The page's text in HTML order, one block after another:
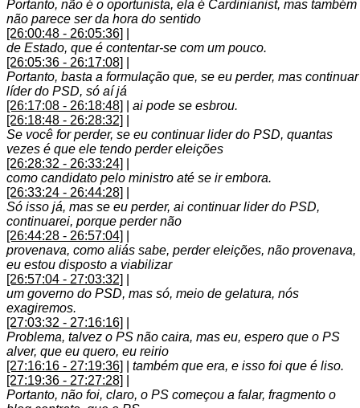
Portanto, não é o oportunista, ela é Cardinianist, mas também
não parece ser da hora do sentido
[26:00:48 - 26:05:36]
de Estado, que é contentar-se com um pouco.
[26:05:36 - 26:17:08]
Portanto, basta a formulação que, se eu perder, mas continuar
líder do PSD, só aí já
[26:17:08 - 26:18:48]
ai pode se esbrou.
[26:18:48 - 26:28:32]
Se você for perder, se eu continuar lider do PSD, quantas
vezes é que ele tendo perder eleições
[26:28:32 - 26:33:24]
como candidato pelo ministro até se ir embora.
[26:33:24 - 26:44:28]
Só isso já, mas se eu perder, ai continuar lider do PSD,
continuarei, porque perder não
[26:44:28 - 26:57:04]
provenava, como aliás sabe, perder eleições, não provenava,
eu estou disposto a viabilizar
[26:57:04 - 27:03:32]
um governo do PSD, mas só, meio de gelatura, nós
exagiremos.
[27:03:32 - 27:16:16]
Problema, talvez o PS não caira, mas eu, espero que o PS
alver, que eu quero, eu reirio
[27:16:16 - 27:19:36]
também que era, e isso foi que é liso.
[27:19:36 - 27:27:28]
Portanto, não foi, claro, o PS começou a falar, fragmento o